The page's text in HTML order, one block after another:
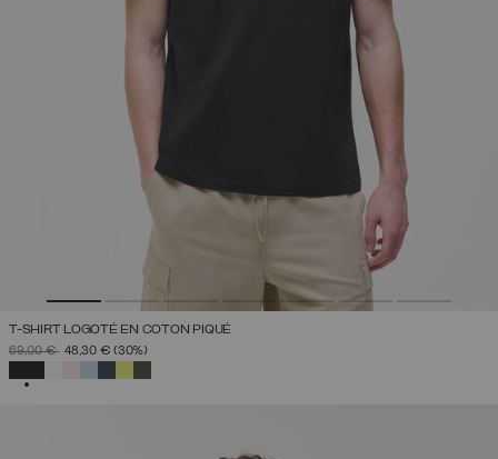
T-SHIRT LOGOTÉ EN COTON PIQUÉ
PRIX RÉDUIT DE
69,00 €À48,30 €(30%)